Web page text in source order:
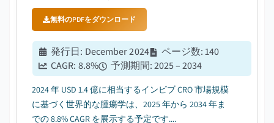
無料のPDFをダウンロード
発行日: December 2024 ページ数:140
CAGR: 8.8% 予測期間:2025 – 2034
2024 年 USD 1.4 億に相当するインビブ CRO 市場規模
に基づく世界的な腫瘍学は、2025 年から 2034 年ま
での 8.8% CAGR を展示する予定です....